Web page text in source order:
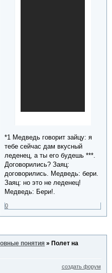
*1 Медведь говорит зайцу: я
тебе сейчас дам вкусный
леденец, а ты его будешь ***.
Договорились? Заяц:
договорились. Медведь: бери.
Заяц: но это не леденец!
Медведь: Бери!.
0
понятия » Полет на
создать форум